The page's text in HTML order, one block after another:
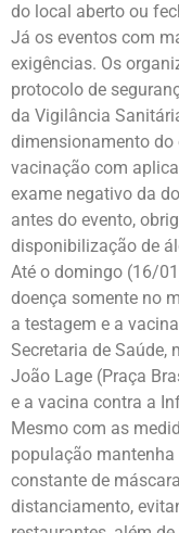
do local aberto ou
Já os eventos com
exigências. Os
protocolo de
da Vigilância
dimensionamento do
vacinação com
exame negativo da
antes do evento,
disponibilização de
Até o domingo (16/
doença somente no
a testagem e a
Secretaria de Saúde,
João Lage (Praça
e a vacina contra a
Mesmo com as
população mantenha
constante de
distanciamento,